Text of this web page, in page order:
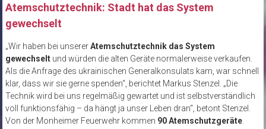
Atemschutztechnik: Stadt hat das System
gewechselt
„Wir haben bei unsererAtemschutztechnik das System
gewechseltund würden die alten Geräte normalerweise verkaufen.
Als die Anfrage des ukrainischen Generalkonsulats kam, war schnell
klar, dass wir sie gerne spenden“, berichtet Markus Stenzel. „Die
Technik wird bei uns regelmäßig gewartet und ist selbstverständlich
voll funktionsfähig – da hängt ja unser Leben dran“, betont Stenzel.
Von der Monheimer Feuerwehr kommen 90 Atemschutzgeräte.